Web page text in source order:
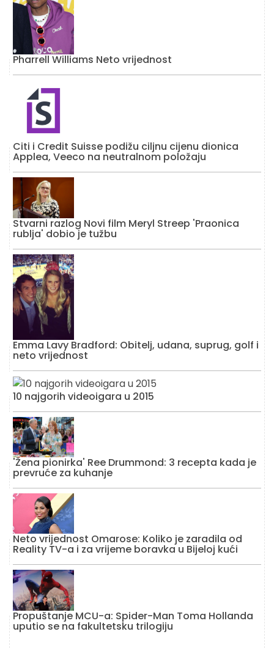
Pharrell Williams Neto vrijednost
Citi i Credit Suisse podižu ciljnu cijenu dionica
Applea, Veeco na neutralnom položaju
Stvarni razlog Novi film Meryl Streep 'Praonica
rublja' dobio je tužbu
Emma Lavy Bradford: Obitelj, udana, suprug, golf i
neto vrijednost
10 najgorih videoigara u 2015
'Žena pionirka' Ree Drummond: 3 recepta kada je
prevruće za kuhanje
Neto vrijednost Omarose: Koliko je zaradila od
Reality TV-a i za vrijeme boravka u Bijeloj kući
Propuštanje MCU-a: Spider-Man Toma Hollanda
uputio se na fakultetsku trilogiju